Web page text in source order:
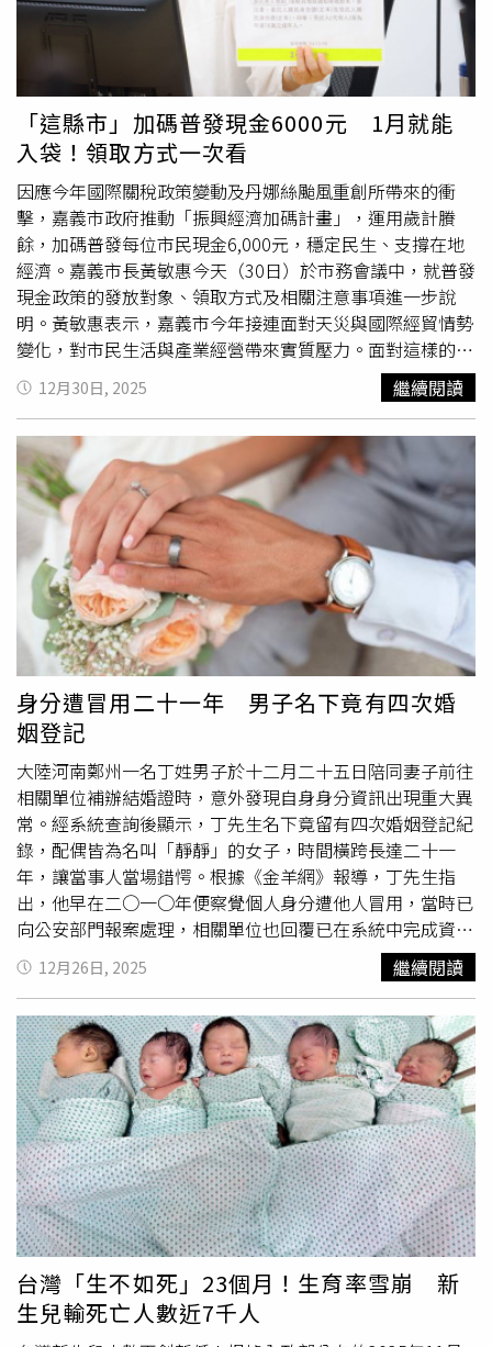
ChatGPT分析女兒命理缺什麼五行，最後才選定字。他還自
的烏龍，因為忙育兒耽擱了登記，言言接到電
話提醒，卻被他聽錯：「言言說組長說再不去就要幫我們取
名，我說『族長？哪一族的族長？』後來才發現是戶政事務
所的組長。」面對升格人夫與人父後的第一個春節，連晨翔
表示，因爲小孩還小，出遊較不方便。至於給老婆的過年紅
包是否會有「六位數」？他笑稱：「量力而為，心意最重
要！」更不忘幽默表示，自己快生日了，不知道老婆會不會
包紅包，而他今年的生日願望也變得樸實，就是「家人健
康」。他跟簡廷芮的老公賴冠儒是好朋友，日前簡廷芮意外
捲入粿王風波，連晨翔表示，前幾天才在買奶粉時遇到賴冠
儒夫妻帶小孩出門，一切都很正常。他也表示，自己常向賴
冠儒請教關於育兒用品與照顧問題，稱讚對方是相當可靠的
「育兒前輩」。《舊金山美容院》週一至週五晚間八點在中
視主頻播出。
「這縣市」加碼普發現金6000元 1月就能
入袋！領取方式一次看
因應今年國際關稅政策變動及丹娜絲颱風重創所帶來的衝
擊，嘉義市政府推動「振興經濟加碼計畫」，運用歲計賸
餘，加碼普發每位市民現金6,000元，穩定民生、支撐在地
經濟。嘉義市長黃敏惠今天（30日）於市務會議中，就普發
現金政策的發放對象、領取方式及相關注意事項進一步說
明。黃敏惠表示，嘉義市今年接連面對天災與國際經貿情勢
變化，對市民生活與產業經營帶來實質壓力。面對這樣的挑
戰，市府在第一時間安定民心、顧好產業與民生，並於12月
8日提出「振興經濟加碼計畫」，內容除加碼普發現金外，
也同步推動商圈與夜市活絡、觀光產業補助及永續生活相關
措施，希望讓消費動能回到市場，支撐在地經濟。嘉義市政
府推動「振興經濟加碼計畫」，運用歲計賸餘，加碼普發每
位市民現金6,000元。（圖／嘉義市政府提供）黃敏惠指
出，本次普發現金的發放對象，須同時符合以下條件：114
年12月8日（含）前設籍且造冊日114年12月24日仍設籍嘉
義市（不含於發放日前死亡者）；另114年12月8日（含）
以前出生者，於115年2月6日前辦妥出生登記並設籍嘉義市
都可以領取消費金。黃敏惠說明，現金主要發放日期為115
年1月24日（六）及1月25日（日），連續兩天上午8時30分
至下午4時，市民可依通知單前往各區指定地點領取。領取
通知單將自115年1月16日起，送達市民戶籍地址。嘉義市
政府推動「振興經濟加碼計畫」，運用歲計賸餘，加碼普發
每位市民現金6,000元。（圖／嘉義市政府提供）她也補
充，若未能於主要發放日完成領取，市民可於115年1月30
日（五）、1月31日（六）及2月6日（五）、2月7日
（六），於上午9時至中午12時、下午2時至5時，至戶籍地
所屬之聯合里辦公處補領。針對領取方式，黃敏惠提醒，領
取消費金可親自或委託他人辦理，須憑通知單、國民身分證
正本及印章；受委託代領者須為年滿18歲之成年人，並備妥
通知單、委託書、委託人及受託人之國民身分證與印章。未
成年人則由法定代理人代領，並檢附通知單、法定代理人國
民身分證、印章，以及未成年人之國民身分證、戶口名簿或
戶籍謄本正本（三擇一）。嘉義市政府推動「振興經濟加碼
計畫」，運用歲計賸餘，加碼普發每位市民現金6,000元。
（圖／嘉義市政府提供）黃敏惠進一步指出，如市民因故無
法於上述時段領取現金，可於115年3月2日（一）至3月15
日（日）申請轉帳，提供線上及紙本兩種方式，相關申請網
站嗣後再行公告；款項115年4月30日（四）前撥款入帳；
未於期限內領取或申請轉帳者，視同放棄，不再發給。黃敏
惠也呼籲市民支持在地消費，將資源留在嘉義市。她表示，
透過普發現金，讓資源回到市民手中、回到市場端，帶動商
圈、夜市與在地產業的活絡，「市府發錢，市民花錢，嘉義
市賺大錢」，共同為城市累積更多前進的動能。黃敏惠進一
步強調，本次加碼普發現金係在嚴守財政紀律的前提下推
12月30日, 2025 繼續閱讀
身分遭冒用二十一年 男子名下竟有四次婚
姻登記
大陸河南鄭州一名丁姓男子於十二月二十五日陪同妻子前往
相關單位補辦結婚證時，意外發現自身身分資訊出現重大異
常。經系統查詢後顯示，丁先生名下竟留有四次婚姻登記紀
錄，配偶皆為名叫「靜靜」的女子，時間橫跨長達二十一
年，讓當事人當場錯愕。根據《金羊網》報導，丁先生指
出，他早在二○一○年便察覺個人身分遭他人冒用，當時已
向公安部門報案處理，相關單位也回覆已在系統中完成資料
刪除。然而，事隔多年再度補辦證件時，卻仍被查出過去婚
姻登記紀錄，顯示其身分資訊在多年期間內仍持續遭人使
用，令他對資料管理流程產生高度疑問。隨著民政部門進一
步協助比對資料，相關人員發現，實際冒用丁先生身分的男
子，疑似與其配偶均涉及「雙戶口」情況。資料顯示，該名
冒用者曾以不同戶籍身分多次辦理婚姻登記，而四次婚姻登
記中所標示的配偶「靜靜」，亦被高度懷疑為同一名女子，
僅因持有兩個不同戶口，才導致婚姻紀錄重複出現。此外，
相關戶籍遷移資料也顯示，冒用者疑似以「投奔親戚」名義
辦理戶口遷入。丁先生得知後表示震驚，並直言冷汗直流，
因為所謂投奔的對象正是他所認識的人，讓整起事件更顯複
雜。目前民政與相關單位仍持續協助釐清身分冒用過程、戶
籍遷移紀錄與婚姻登記流程，並追查相關資料為何在已通報
刪除後仍能被使用。此案也再度引發外界對戶籍管理、跨部
門資料勾稽與身分防冒用機制的關注。
12月26日, 2025 繼續閱讀
台灣「生不如死」23個月！生育率雪崩 新
生兒輸死亡人數近7千人